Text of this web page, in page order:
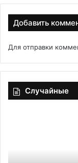
Добавить
Для отправки
Случайные